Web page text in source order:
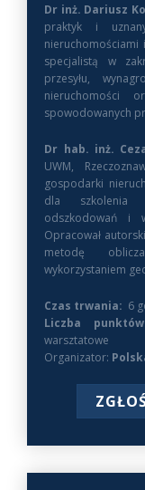
Dr inż. Dariusz
praktyk i
nieruchomościami
specjalistą w
przesyłu,
nieruchomości
spowodowanych
Dr hab. inż.
UWM,
gospodarki
dla szkolenia
odszkodowań i
Opracował
metodę
wykorzystaniem
Czas trwania: 6
Liczba
warsztatowe
Organizator: